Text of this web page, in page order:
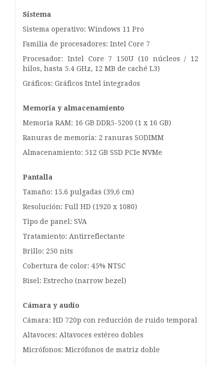
Sistema
Sistema operativo: Windows 11 Pro
Familia de procesadores: Intel Core 7
Procesador: Intel Core 7 150U (10 núcleos / 12
hilos, hasta 5.4 GHz, 12 MB de caché L3)
Gráficos: Gráficos Intel integrados
Memoria y almacenamiento
Memoria RAM: 16 GB DDR5-5200 (1 x 16 GB)
Ranuras de memoria: 2 ranuras SODIMM
Almacenamiento: 512 GB SSD PCIe NVMe
Pantalla
Tamaño: 15.6 pulgadas (39,6 cm)
Resolución: Full HD (1920 x 1080)
Tipo de panel: SVA
Tratamiento: Antirreflectante
Brillo: 250 nits
Cobertura de color: 45% NTSC
Bisel: Estrecho (narrow bezel)
Cámara y audio
Cámara: HD 720p con reducción de ruido temporal
Altavoces: Altavoces estéreo dobles
Micrófonos: Micrófonos de matriz doble